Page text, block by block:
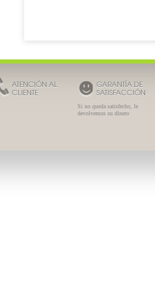
ATENCIÓN AL
CLIENTE
GARANTÍA DE
SATISFACCIÓN
Si no queda satisfecho, le
devolvemos su dinero